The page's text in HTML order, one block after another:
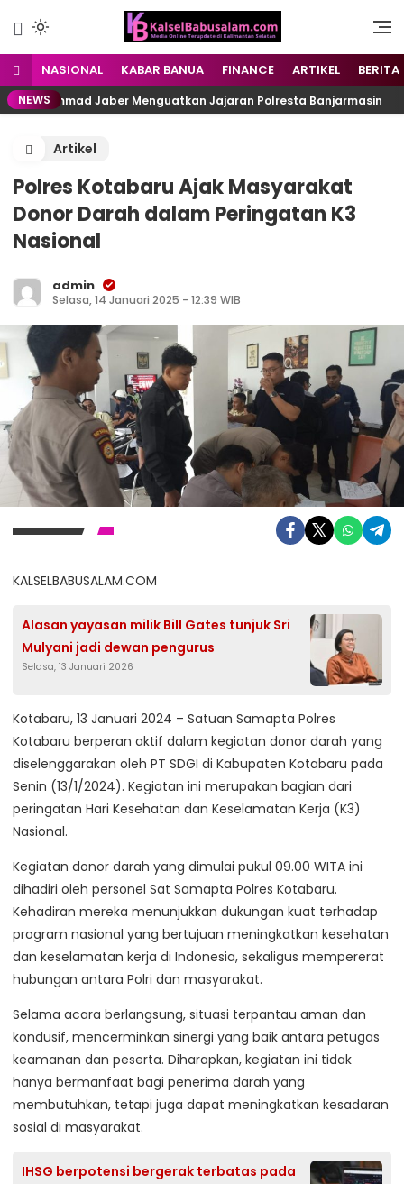
kalselbabusalam.com
Menyuarakan Kalsel,
Menginspirasi Nusantara
NASIONAL KABAR BANUA FINANCE ARTIKEL BERITA
NEWS Jaber Menguatkan Jajaran Polresta Banjarmasin
Artikel
Polres Kotabaru Ajak Masyarakat
Donor Darah dalam Peringatan K3
Nasional
admin
Selasa, 14 Januari 2025 - 12:39 WIB
KALSELBABUSALAM.COM
Alasan yayasan milik Bill Gates tunjuk Sri
Mulyani jadi dewan pengurus
Selasa, 13 Januari 2026
Kotabaru, 13 Januari 2024 – Satuan Samapta Polres
Kotabaru berperan aktif dalam kegiatan donor darah yang
diselenggarakan oleh PT SDGI di Kabupaten Kotabaru pada
Senin (13/1/2024). Kegiatan ini merupakan bagian dari
peringatan Hari Kesehatan dan Keselamatan Kerja (K3)
Nasional.
Kegiatan donor darah yang dimulai pukul 09.00 WITA ini
dihadiri oleh personel Sat Samapta Polres Kotabaru.
Kehadiran mereka menunjukkan dukungan kuat terhadap
program nasional yang bertujuan meningkatkan kesehatan
dan keselamatan kerja di Indonesia, sekaligus mempererat
hubungan antara Polri dan masyarakat.
Selama acara berlangsung, situasi terpantau aman dan
kondusif, mencerminkan sinergi yang baik antara petugas
keamanan dan peserta. Diharapkan, kegiatan ini tidak
hanya bermanfaat bagi penerima darah yang
membutuhkan, tetapi juga dapat meningkatkan kesadaran
sosial di masyarakat.
IHSG berpotensi bergerak terbatas pada